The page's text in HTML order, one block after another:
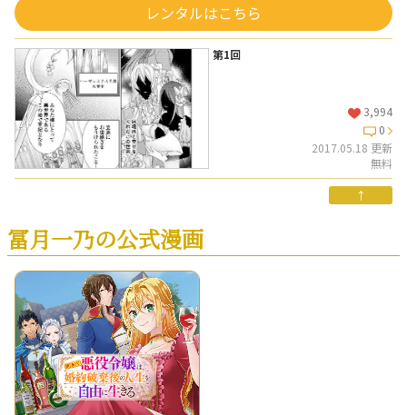
レンタルはこちら
第1回
3,994
0
2017.05.18 更新
無料
↑
冨月一乃の公式漫画